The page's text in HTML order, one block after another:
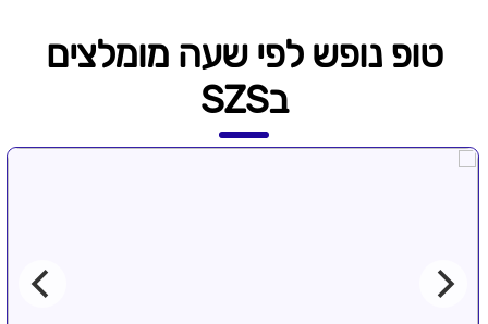
טופ נופש לפי שעה מומלצים
בSZS